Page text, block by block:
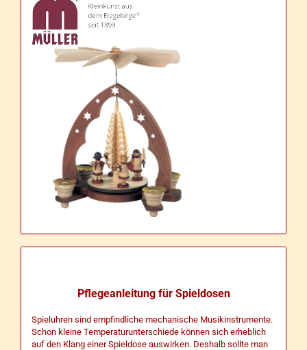
Pflegeanleitung für Spieldosen
Spieluhren sind empfindliche mechanische Musikinstrumente.
Schon kleine Temperaturunterschiede können sich erheblich
auf den Klang einer Spieldose auswirken. Deshalb sollte man